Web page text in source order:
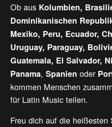
Ob aus Kolumbien,
Dominikanischen
Mexiko, Peru, Ecuador,
Uruguay, Paraguay,
Guatemala, El Salvador,
Panama,Spanien oder
kommen Menschen
für Latin Music teilen.
Freu dich auf die heißesten